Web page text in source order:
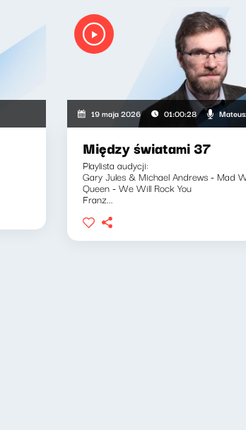
19 maja 2026 01:00:28
Między światami 37
Playlista audycji:
Gary Jules & Michael Andrews - Mad
Queen - We Will Rock You
Franz...